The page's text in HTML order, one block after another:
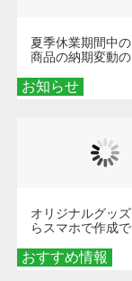
お知らせ
夏季休業期間中
商品の納期変動の
おすすめ情報
オリジナルグッ
らスマホで作成で
くなる巾着＆ポー
術